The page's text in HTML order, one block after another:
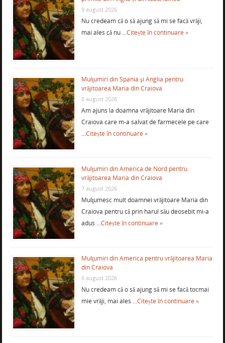
9 august 2026
Nu credeam că o să ajung să mi se facă vrăji,
mai ales că nu …Citește în continuare »
Mulţumiri din Spania şi Anglia pentru
vrăjitoarea Maria din Craiova
8 august 2026
Am ajuns la doamna vrăjitoare Maria din
Craiova care m-a salvat de farmecele pe care
…Citește în continuare »
Mulţumiri din America de Nord pentru
vrăjitoarea Maria din Craiova
7 august 2026
Mulţumesc mult doamnei vrăjitoare Maria din
Craiova pentru că prin harul său deosebit mi-a
adus …Citește în continuare »
Mulţumiri din America pentru vrăjitoarea Maria
din Craiova
6 august 2026
Nu credeam că o să ajung să mi se facă tocmai
mie vrăji, mai ales …Citește în continuare »